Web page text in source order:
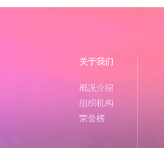
关于我们
概况介绍
组织机构
荣誉榜